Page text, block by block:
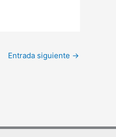
Entrada siguiente →